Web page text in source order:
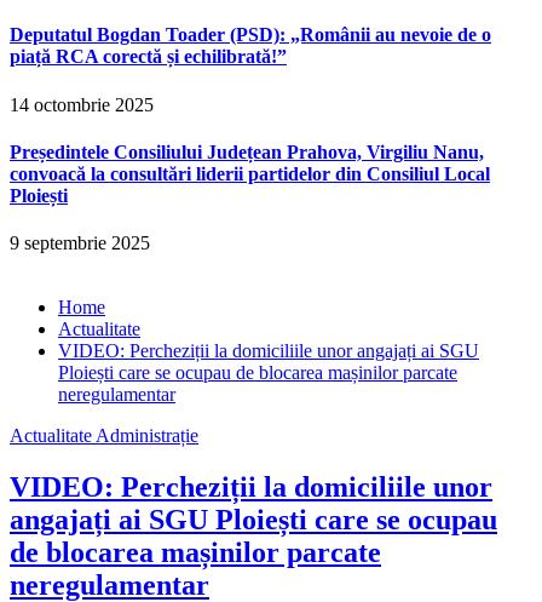
Deputatul Bogdan Toader (PSD): „Românii au nevoie de o
piață RCA corectă și echilibrată!”
14 octombrie 2025
Președintele Consiliului Județean Prahova, Virgiliu Nanu,
convoacă la consultări liderii partidelor din Consiliul Local
Ploiești
9 septembrie 2025
Home
Actualitate
VIDEO: Percheziții la domiciliile unor angajați ai SGU
Ploiești care se ocupau de blocarea mașinilor parcate
neregulamentar
Actualitate Administrație
VIDEO: Percheziții la domiciliile unor
angajați ai SGU Ploiești care se ocupau
de blocarea mașinilor parcate
neregulamentar